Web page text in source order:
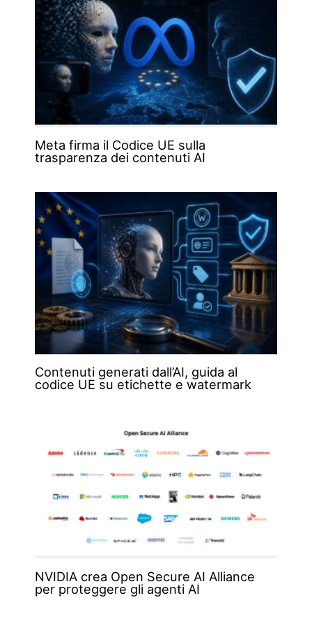
Meta firma il Codice UE sulla
trasparenza dei contenuti AI
Contenuti generati dall’AI, guida al
codice UE su etichette e watermark
NVIDIA crea Open Secure AI Alliance
per proteggere gli agenti AI